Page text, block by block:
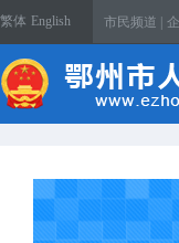
繁体 English 市民频道 |